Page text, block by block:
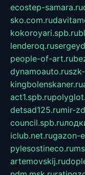
ecostep-samara.ru
sko.com.ru
kokoroyari.spb.ru
lenderoq.ru
people-of-art.ru
dynamoauto.ru
kingbolenskaner.ru
act1.spb.ru
detsad125.rumir-
council.spb.ru
iclub.net.rugazon-
pylesostineco.ru
artemovskij.ru